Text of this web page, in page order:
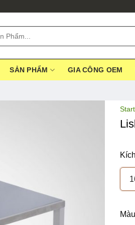
SẢN PHẨM GIA CÔNG OEM